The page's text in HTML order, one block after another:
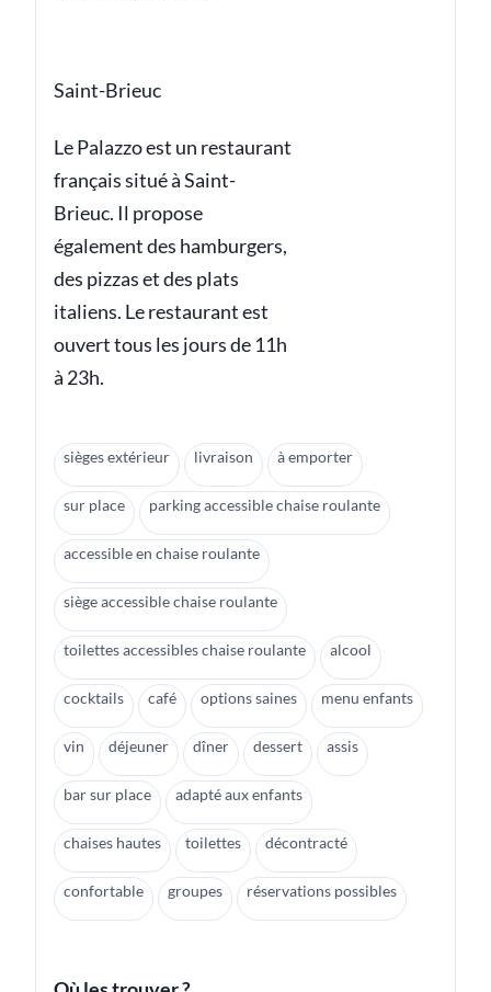
Saint-Brieuc
Le Palazzo est un restaurant
français situé à Saint-
Brieuc. Il propose
également des hamburgers,
des pizzas et des plats
italiens. Le restaurant est
ouvert tous les jours de 11h
à 23h.
sièges extérieur livraison à emporter
sur place parking accessible chaise roulante
accessible en chaise roulante
siège accessible chaise roulante
toilettes accessibles chaise roulante alcool
cocktails café options saines menu enfants
vin déjeuner dîner dessert assis
bar sur place adapté aux enfants
chaises hautes toilettes décontracté
confortable groupes réservations possibles